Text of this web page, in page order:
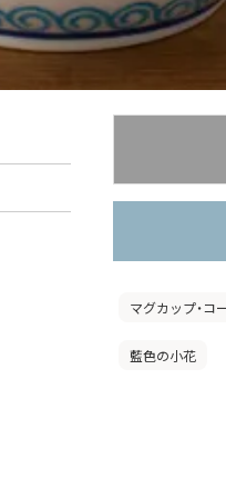
マグカップ・コ
藍色の小花